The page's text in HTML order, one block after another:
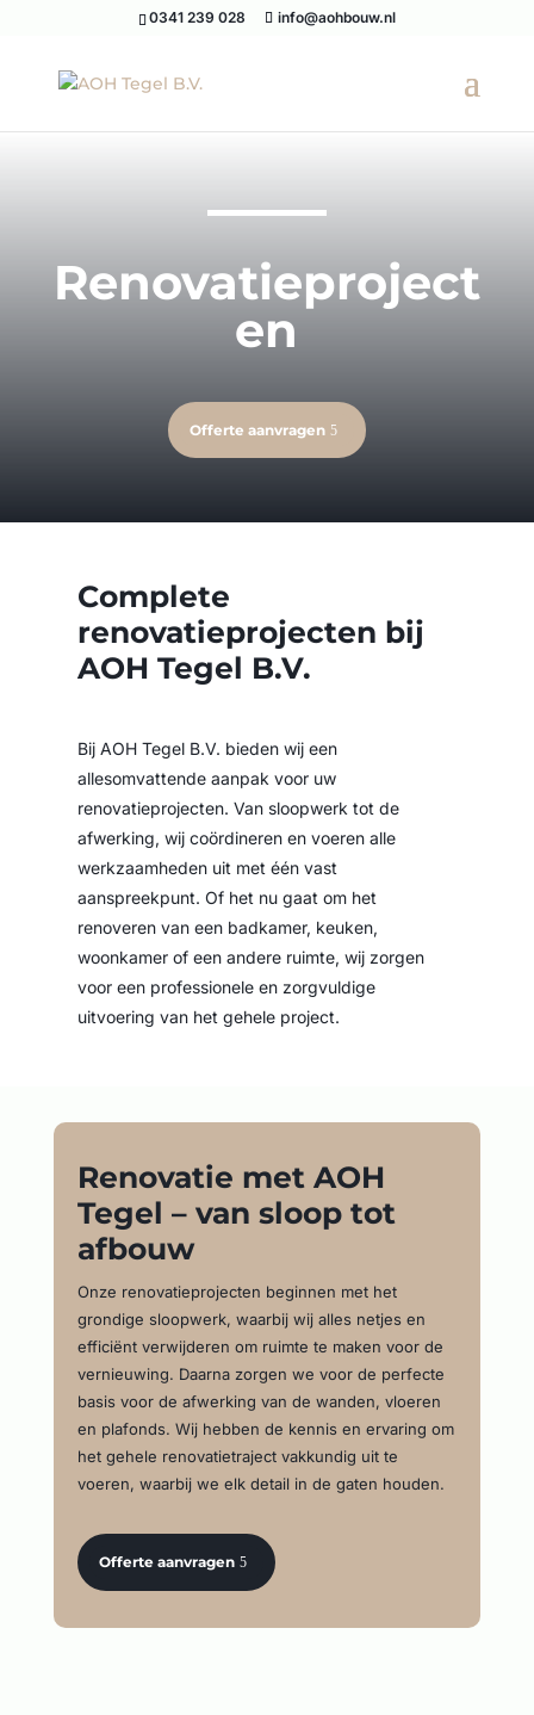
0341 239 028 info@aohbouw.nl
Renovatieproject
en
Offerte aanvragen
Complete
renovatieprojecten bij
AOH Tegel B.V.
Bij AOH Tegel B.V. bieden wij een
allesomvattende aanpak voor uw
renovatieprojecten. Van sloopwerk tot de
afwerking, wij coördineren en voeren alle
werkzaamheden uit met één vast
aanspreekpunt. Of het nu gaat om het
renoveren van een badkamer, keuken,
woonkamer of een andere ruimte, wij zorgen
voor een professionele en zorgvuldige
uitvoering van het gehele project.
Renovatie met AOH
Tegel – van sloop tot
afbouw
Onze renovatieprojecten beginnen met het
grondige sloopwerk, waarbij wij alles netjes en
efficiënt verwijderen om ruimte te maken voor de
vernieuwing. Daarna zorgen we voor de perfecte
basis voor de afwerking van de wanden, vloeren
en plafonds. Wij hebben de kennis en ervaring om
het gehele renovatietraject vakkundig uit te
voeren, waarbij we elk detail in de gaten houden.
Offerte aanvragen